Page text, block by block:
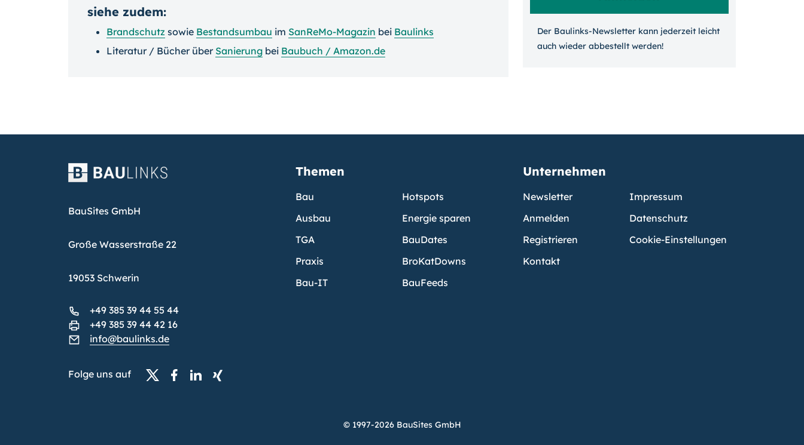
siehe zudem:
Brandschutz sowie Bestandsumbau im SanReMo-Magazin bei Baulinks
Literatur / Bücher über Sanierung bei Baubuch / Amazon.de
Der Baulinks-Newsletter kann jeder­zeit leicht
auch wieder ab­bestellt werden!
BauSites GmbH
Große Wasserstraße 22
19053 Schwerin
+49 385 39 44 55 44
+49 385 39 44 42 16
info@baulinks.de
Folge uns auf
Themen
Bau
Ausbau
TGA
Praxis
Bau-IT
Hotspots
Energie sparen
BauDates
BroKatDowns
BauFeeds
Unternehmen
Newsletter
Anmelden
Registrieren
Kontakt
Impressum
Datenschutz
Cookie-Einstellungen
© 1997-2026 BauSites GmbH